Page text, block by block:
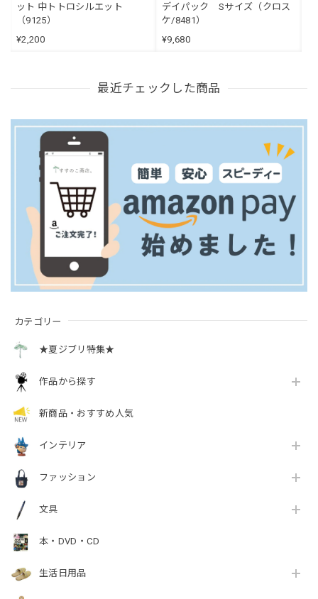
カテゴリー
★夏ジブリ特集★
作品から探す
新商品・おすすめ人気
インテリア
ファッション
文具
本・DVD・CD
生活日用品
ット 中トトロシルエット
（9125）
¥2,200
デイパック Sサイズ（クロス
ケ/8481）
¥9,680
最近チェックした商品